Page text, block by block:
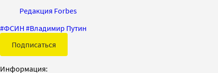
Редакция Forbes
#ФСИН #Владимир Путин
Подписаться
Информация: